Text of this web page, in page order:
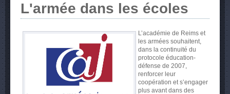
L'armée dans les écoles
L’académie de Reims et
les armées souhaitent,
dans la continuité du
protocole éducation-
défense de 2007,
renforcer leur
coopération et s’engager
plus avant dans des